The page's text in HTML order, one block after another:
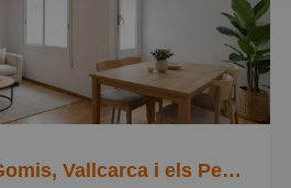
Piso en Calle de Gomis, Vallcarca i els Penitents